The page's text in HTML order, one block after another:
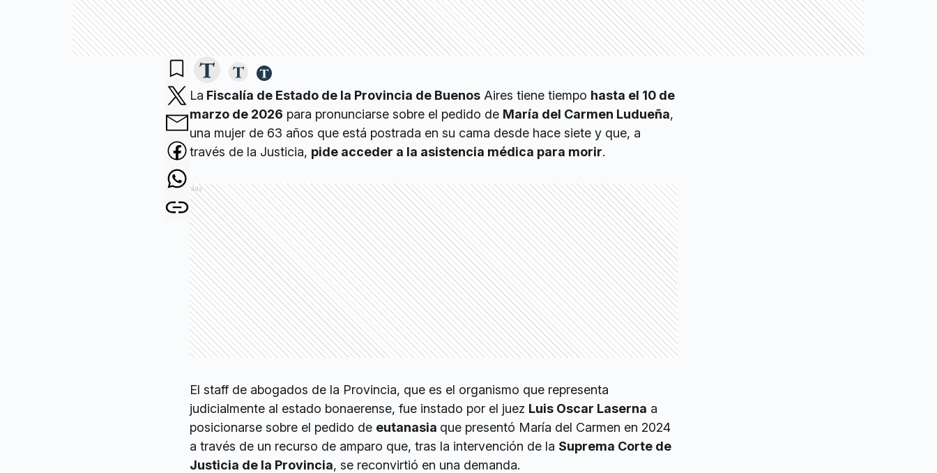
La Fiscalía de Estado de la Provincia de Buenos Aires tiene tiempo hasta el 10 de
marzo de 2026 para pronunciarse sobre el pedido de María del Carmen Ludueña,
una mujer de 63 años que está postrada en su cama desde hace siete y que, a
través de la Justicia, pide acceder a la asistencia médica para morir.
Ads
El staff de abogados de la Provincia, que es el organismo que representa
judicialmente al estado bonaerense, fue instado por el juez Luis Oscar Laserna a
posicionarse sobre el pedido de eutanasia que presentó María del Carmen en 2024
a través de un recurso de amparo que, tras la intervención de la Suprema Corte de
Justicia de la Provincia, se reconvirtió en una demanda.